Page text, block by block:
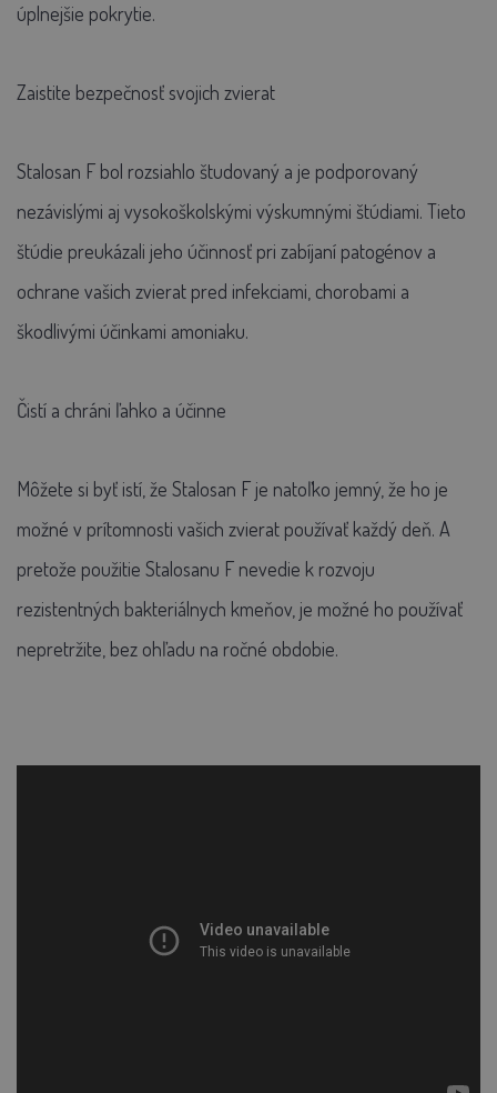
úplnejšie pokrytie.
Zaistite bezpečnosť svojich zvierat
Stalosan F bol rozsiahlo študovaný a je podporovaný
nezávislými aj vysokoškolskými výskumnými štúdiami. Tieto
štúdie preukázali jeho účinnosť pri zabíjaní patogénov a
ochrane vašich zvierat pred infekciami, chorobami a
škodlivými účinkami amoniaku.
Čistí a chráni ľahko a účinne
Môžete si byť istí, že Stalosan F je natoľko jemný, že ho je
možné v prítomnosti vašich zvierat používať každý deň. A
pretože použitie Stalosanu F nevedie k rozvoju
rezistentných bakteriálnych kmeňov, je možné ho používať
nepretržite, bez ohľadu na ročné obdobie.